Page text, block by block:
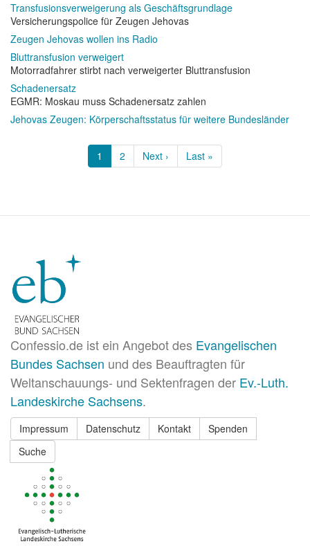
Transfusionsverweigerung als Geschäftsgrundlage
Versicherungspolice für Zeugen Jehovas
Zeugen Jehovas wollen ins Radio
Bluttransfusion verweigert
Motorradfahrer stirbt nach verweigerter Bluttransfusion
Schadenersatz
EGMR: Moskau muss Schadenersatz zahlen
Jehovas Zeugen: Körperschaftsstatus für weitere Bundesländer
Seitennummerierung
Aktuelle
Seite
1 Page
2
Nächste
Seite
Next ›
Letzte
Seite
Last »
Confessio.de ist ein Angebot des Evangelischen
Bundes Sachsen und des Beauftragten für
Weltanschauungs- und Sektenfragen der Ev.-Luth.
Landeskirche Sachsens.
Impressum Datenschutz Kontakt
Spenden
Suche